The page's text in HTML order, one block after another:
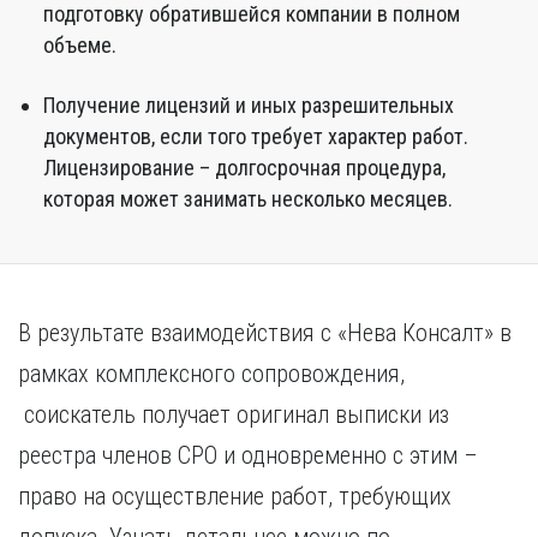
подготовку обратившейся компании в полном
объеме.
Получение лицензий и иных разрешительных
документов, если того требует характер работ.
Лицензирование – долгосрочная процедура,
которая может занимать несколько месяцев.
В результате взаимодействия с «Нева Консалт» в
рамках комплексного сопровождения,
соискатель получает оригинал выписки из
реестра членов СРО и одновременно с этим –
право на осуществление работ, требующих